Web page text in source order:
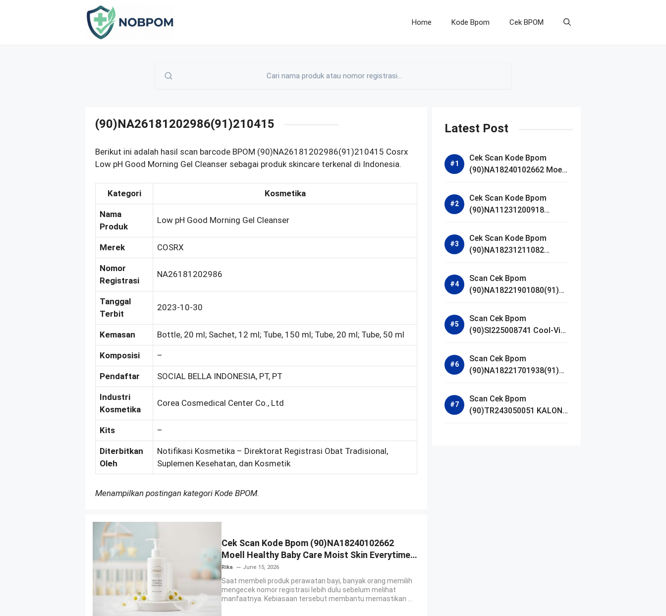
Home Kode Bpom Cek BPOM
(90)NA26181202986(91)210415
Berikut ini adalah hasil scan barcode BPOM (90)NA26181202986(91)210415 Cosrx
Low pH Good Morning Gel Cleanser sebagai produk skincare terkenal di Indonesia.
Kategori Kosmetika
Nama
Produk
Low pH Good Morning Gel Cleanser
Merek COSRX
Nomor
Registrasi
NA26181202986
Tanggal
Terbit
2023-10-30
Kemasan Bottle, 20 ml; Sachet, 12 ml; Tube, 150 ml; Tube, 20 ml; Tube, 50 ml
Komposisi –
Pendaftar SOCIAL BELLA INDONESIA, PT, PT
Industri
Kosmetika
Corea Cosmedical Center Co., Ltd
Kits –
Diterbitkan
Oleh
Notifikasi Kosmetika – Direktorat Registrasi Obat Tradisional,
Suplemen Kesehatan, dan Kosmetik
Menampilkan postingan kategori Kode BPOM.
Cek Scan Kode Bpom (90)NA18240102662
Moell Healthy Baby Care Moist Skin Everytime
Body Lotion
Rika June 15, 2026
Saat membeli produk perawatan bayi, banyak orang memilih
mengecek nomor registrasi lebih dulu sebelum melihat
manfaatnya. Kebiasaan tersebut membantu memastikan ...
Latest Post
Cek Scan Kode Bpom
(90)NA18240102662 Moell
Skin Everytime Body
Lotion
Cek Scan Kode Bpom
(90)NA11231200918
Gel Cleanser GLAD2GLOW
Cek Scan Kode Bpom
(90)NA18231211082
Facial Wash
Scan Cek Bpom
(90)NA18221901080(91)25
White AHA Body Serum
Scan Cek Bpom
(90)SI225008741 Cool-Vita
Tablets
Scan Cek Bpom
(90)NA18221701938(91)25
Acne Sunscreen
Moisturiser SPF 35
Scan Cek Bpom
(90)TR243050051 KALON